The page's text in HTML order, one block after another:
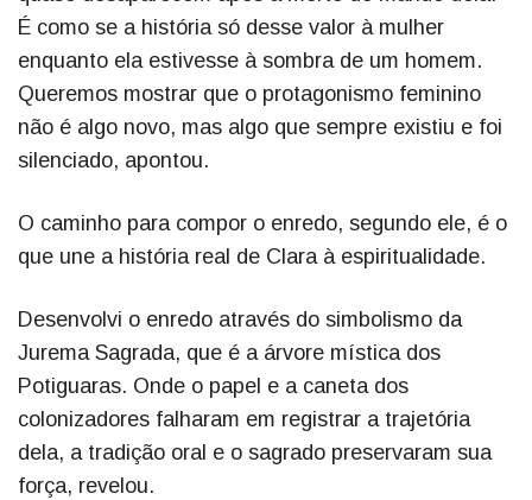
É como se a história só desse valor à mulher
enquanto ela estivesse à sombra de um homem.
Queremos mostrar que o protagonismo feminino
não é algo novo, mas algo que sempre existiu e foi
silenciado, apontou.
O caminho para compor o enredo, segundo ele, é o
que une a história real de Clara à espiritualidade.
Desenvolvi o enredo através do simbolismo da
Jurema Sagrada, que é a árvore mística dos
Potiguaras. Onde o papel e a caneta dos
colonizadores falharam em registrar a trajetória
dela, a tradição oral e o sagrado preservaram sua
força, revelou.